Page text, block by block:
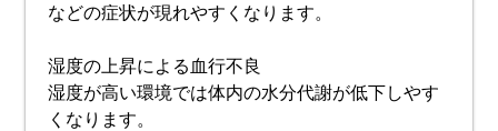
などの症状が現れやすくなります。
湿度の上昇による血行不良
湿度が高い環境では体内の水分代謝が低下しやす
くなります。